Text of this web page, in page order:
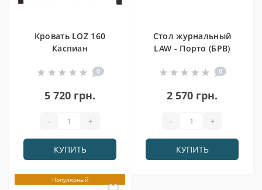
Кровать LOZ 160
Каспиан
0
5 720 грн.
- +
КУПИТЬ
Стол журнальный
LAW - Порто (БРВ)
0
2 570 грн.
- +
КУПИТЬ
Популярный